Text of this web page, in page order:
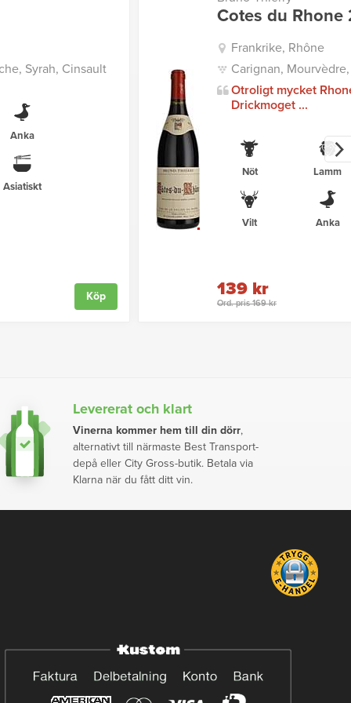
Syrah, Cinsault
Anka
Asiatiskt
Köp
Cotes du Rhone
Frankrike, Rhône
Carignan,
Otroligt mycket
Drickmoget ...
Nöt Lamm
Vilt Anka
Ord. pris 169 kr
139 kr
Levererat och klart
Vinerna kommer hem till din dörr,
alternativt till närmaste Best Transport-
depå eller City Gross-butik. Betala via
Klarna när du fått ditt vin.